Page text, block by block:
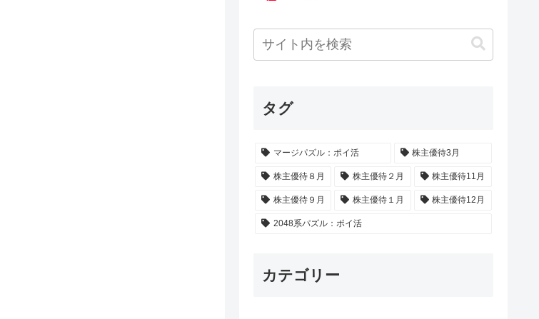
タグ
マージパズル：ポイ活 株主優待3月
株主優待８月 株主優待２月 株主優待11月
株主優待９月 株主優待１月 株主優待12月
2048系パズル：ポイ活
カテゴリー